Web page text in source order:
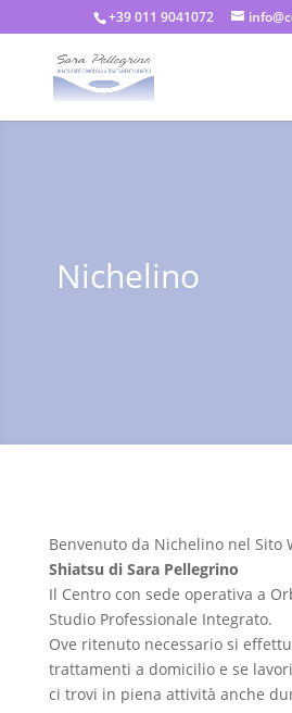
+39 011 9041072
Nichelino
Benvenuto da Nichelino nel Sito
Shiatsu di Sara Pellegrino
Il Centro con sede operativa a
Studio Professionale Integrato.
Ove ritenuto necessario si
trattamenti a domicilio e se
ci trovi in piena attività anche